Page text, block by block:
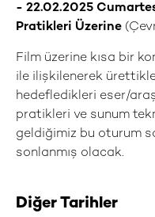
- 22.02.2025
Pratikleri Üzerine
Film üzerine kısa bir
ile ilişkilenerek
hedefledikleri eser/
pratikleri ve sunum
geldiğimiz bu oturum
sonlanmış olacak.
Diğer Tarihler